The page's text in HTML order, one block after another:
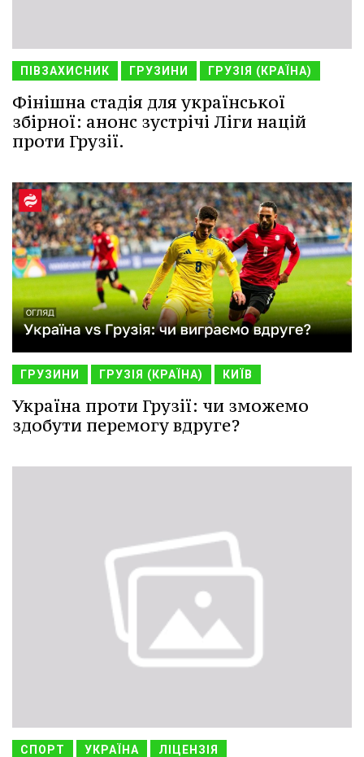
ПІВЗАХИСНИК ГРУЗИНИ ГРУЗІЯ (КРАЇНА)
Фінішна стадія для української
збірної: анонс зустрічі Ліги націй
проти Грузії.
ГРУЗИНИ ГРУЗІЯ (КРАЇНА) КИЇВ
Україна проти Грузії: чи зможемо
здобути перемогу вдруге?
СПОРТ УКРАЇНА ЛІЦЕНЗІЯ